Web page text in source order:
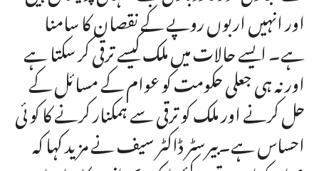
اور انہیں اربوں روپے کے نقصان کا سامنا
ہے۔ ایسے حالات میں ملک کیسے ترقی کر سکتا ہے
اور نہ ہی جعلی حکومت کو عوام کے مسائل کے
حل کرنے اور ملک کو ترقی سے ہمکنار کرنے کا کو ئی
احساس ہے۔بیرسٹر ڈاکٹر سیف نے مزید کہا کہ